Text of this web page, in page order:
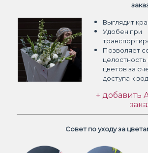
Выглядит
Удобен при
Позволяет
цветов за
доступа к
+ добавить
Совет по уходу за